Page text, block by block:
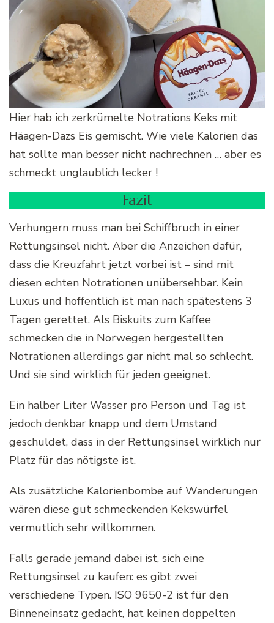
Hier hab ich zerkrümelte Notrations Keks mit
Häagen-Dazs Eis gemischt. Wie viele Kalorien das
hat sollte man besser nicht nachrechnen … aber es
schmeckt unglaublich lecker !
Fazit
Verhungern muss man bei Schiffbruch in einer
Rettungsinsel nicht. Aber die Anzeichen dafür,
dass die Kreuzfahrt jetzt vorbei ist – sind mit
diesen echten Notrationen unübersehbar. Kein
Luxus und hoffentlich ist man nach spätestens 3
Tagen gerettet. Als Biskuits zum Kaffee
schmecken die in Norwegen hergestellten
Notrationen allerdings gar nicht mal so schlecht.
Und sie sind wirklich für jeden geeignet.
Ein halber Liter Wasser pro Person und Tag ist
jedoch denkbar knapp und dem Umstand
geschuldet, dass in der Rettungsinsel wirklich nur
Platz für das nötigste ist.
Als zusätzliche Kalorienbombe auf Wanderungen
wären diese gut schmeckenden Kekswürfel
vermutlich sehr willkommen.
Falls gerade jemand dabei ist, sich eine
Rettungsinsel zu kaufen: es gibt zwei
verschiedene Typen. ISO 9650-2 ist für den
Binneneinsatz gedacht, hat keinen doppelten